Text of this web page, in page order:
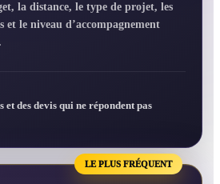
la distance, le type de projet, les
et le niveau d’accompagnement
et des devis qui ne répondent pas
LE PLUS FRÉQUENT